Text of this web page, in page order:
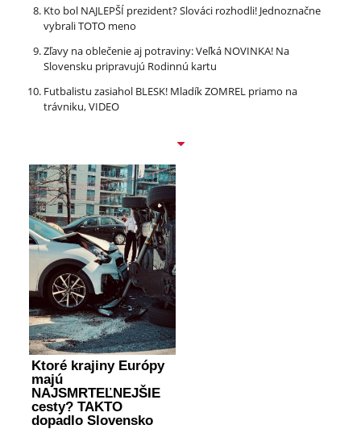
Kto bol NAJLEPŠÍ prezident? Slováci rozhodli! Jednoznačne
vybrali TOTO meno
Zľavy na oblečenie aj potraviny: Veľká NOVINKA! Na
Slovensku pripravujú Rodinnú kartu
Futbalistu zasiahol BLESK! Mladík ZOMREL priamo na
trávniku, VIDEO
Ktoré krajiny Európy
majú
NAJSMRTEĽNEJŠIE
cesty? TAKTO
dopadlo Slovensko